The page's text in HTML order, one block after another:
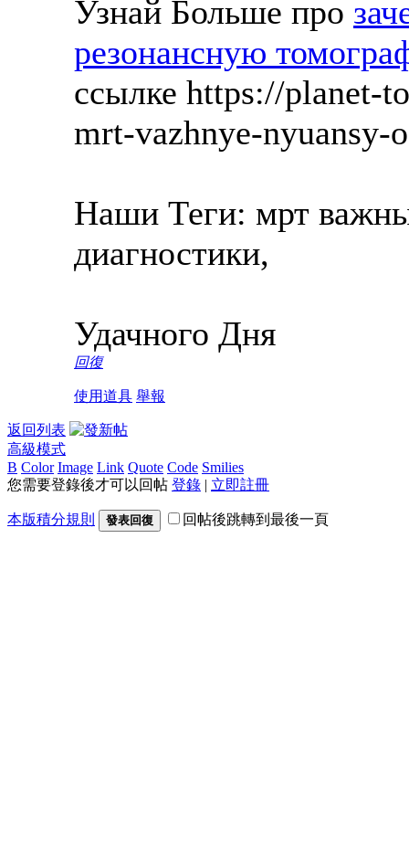
Узнай Больше про
резонансную
ссылке https://planet-
mrt-vazhnye-
Наши Теги: мрт
диагностики,
Удачного Дня
回復
使用道具 舉報
返回列表
高級模式
B Color Image Link Quote Code Smilies
您需要登錄後才可以回帖 登錄 | 立即註冊
本版積分規則 發表回復 回帖後跳轉到最後一頁